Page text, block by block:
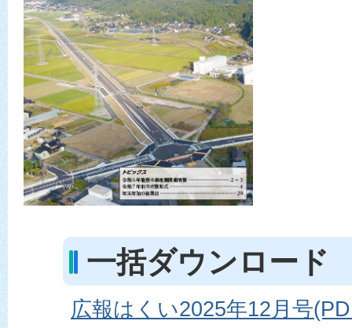
一括ダウンロード
広報はくい2025年12月号